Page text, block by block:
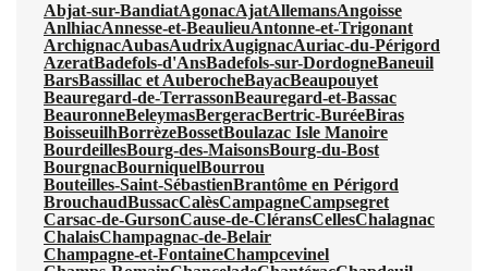
Abjat-sur-BandiatAgonacAjatAllemansAngoisse
AnlhiacAnnesse-et-BeaulieuAntonne-et-Trigonant
ArchignacAubasAudrixAugignacAuriac-du-Périgord
AzeratBadefols-d'AnsBadefols-sur-DordogneBaneuil
BarsBassillac et AuberocheBayacBeaupouyet
Beauregard-de-TerrassonBeauregard-et-Bassac
BeauronneBeleymasBergeracBertric-BuréeBiras
BoisseuilhBorrèzeBossetBoulazac Isle Manoire
BourdeillesBourg-des-MaisonsBourg-du-Bost
BourgnacBourniquelBourrou
Bouteilles-Saint-SébastienBrantôme en Périgord
BrouchaudBussacCalèsCampagneCampsegret
Carsac-de-GursonCause-de-CléransCellesChalagnac
ChalaisChampagnac-de-Belair
Champagne-et-FontaineChampcevinel